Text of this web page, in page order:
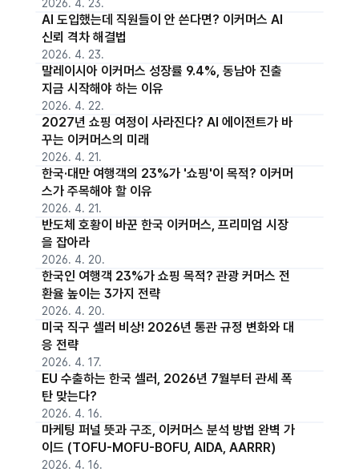
2026. 4. 23.
AI 도입했는데 직원들이 안 쓴다면? 이커머스 AI
신뢰 격차 해결법
2026. 4. 23.
말레이시아 이커머스 성장률 9.4%, 동남아 진출
지금 시작해야 하는 이유
2026. 4. 22.
2027년 쇼핑 여정이 사라진다? AI 에이전트가 바
꾸는 이커머스의 미래
2026. 4. 21.
한국·대만 여행객의 23%가 '쇼핑'이 목적? 이커머
스가 주목해야 할 이유
2026. 4. 21.
반도체 호황이 바꾼 한국 이커머스, 프리미엄 시장
을 잡아라
2026. 4. 20.
한국인 여행객 23%가 쇼핑 목적? 관광 커머스 전
환율 높이는 3가지 전략
2026. 4. 20.
미국 직구 셀러 비상! 2026년 통관 규정 변화와 대
응 전략
2026. 4. 17.
EU 수출하는 한국 셀러, 2026년 7월부터 관세 폭
탄 맞는다?
2026. 4. 16.
마케팅 퍼널 뜻과 구조, 이커머스 분석 방법 완벽 가
이드 (TOFU-MOFU-BOFU, AIDA, AARRR)
2026. 4. 16.